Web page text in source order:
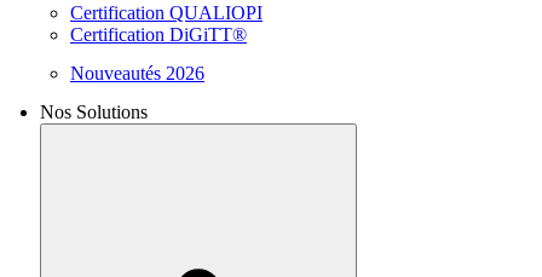
Certification QUALIOPI
Certification DiGiTT®
Nouveautés 2026
Nos Solutions